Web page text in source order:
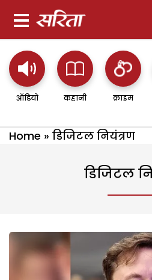
ऑडियो कहानी क्राइम
Home » डिजिटल नियंत्रण
डिजिटल